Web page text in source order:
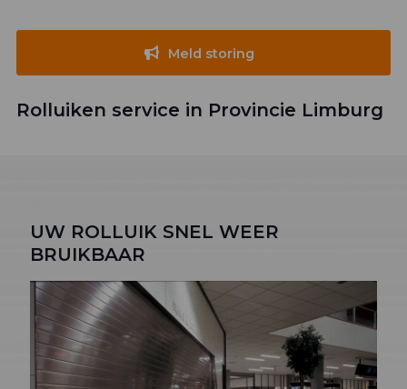
Meld storing
Rolluiken service in Provincie Limburg
UW ROLLUIK SNEL WEER
BRUIKBAAR